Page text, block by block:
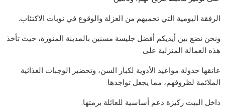
الرفقة اليومية التي تحميهم من العزلة والوقوع في نوبات الاكتئاب.
ونحن نضع بين أيديكم أفضل جليسة مسنين بالمدينة المنورة، حيث تأخذ
هذه العمالة المنزلية على
عاتقها جدولة مواعيد الأدوية لكبار السن، وتحضير الوجبات الغذائية
الملائمة لظروفهم، مما يجعل تواجدها
داخل البيت ركيزة دعم أساسية للعائلة برمتها.